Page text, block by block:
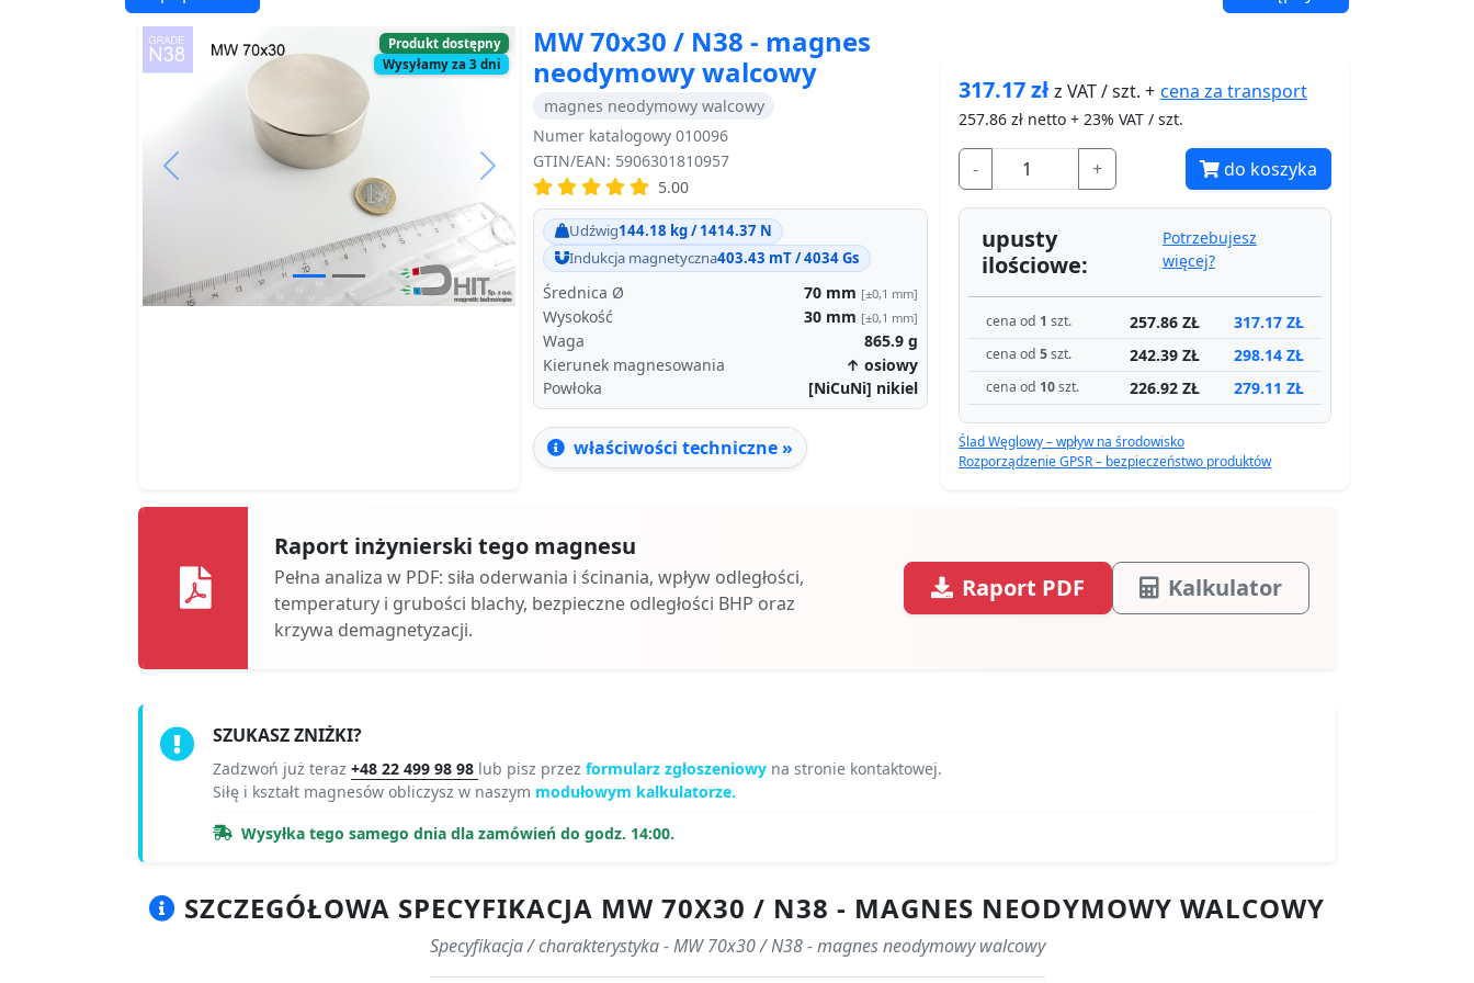
Produkt dostępny
Wysyłamy za 3 dni
Next
MW 70x30 / N38 - magnes
neodymowy walcowy
magnes neodymowy walcowy
Numer katalogowy 010096
GTIN/EAN: 5906301810957
5.00
Udźwig144.18 kg / 1414.37 N
Indukcja magnetyczna403.43 mT / 4034 Gs
Średnica Ø 70 mm [±0,1 mm]
Wysokość 30 mm [±0,1 mm]
Waga 865.9 g
Kierunek magnesowania
↑ osiowy
Powłoka
[NiCuNi] nikiel
właściwości techniczne »
317.17złz VAT / szt. + cena za transport
257.86 zł netto + 23% VAT / szt.
- + do koszyka
upusty
ilościowe:
Potrzebujesz
więcej?
cena od 1 szt. 257.86 ZŁ 317.17 ZŁ
cena od 5szt. 242.39 ZŁ 298.14 ZŁ
cena od 10szt. 226.92 ZŁ 279.11 ZŁ
Ślad Węglowy – wpływ na środowisko
Rozporządzenie GPSR – bezpieczeństwo produktów
Raport inżynierski tego magnesu
Pełna analiza w PDF: siła oderwania i ścinania, wpływ odległości,
temperatury i grubości blachy, bezpieczne odległości BHP oraz
krzywa demagnetyzacji.
Raport PDF Kalkulator
SZUKASZ ZNIŻKI?
Zadzwoń już teraz +48 22 499 98 98 lub pisz przez formularz zgłoszeniowy na stronie kontaktowej.
Siłę i kształt magnesów obliczysz w naszym modułowym kalkulatorze.
Wysyłka tego samego dnia dla zamówień do godz. 14:00.
SZCZEGÓŁOWA SPECYFIKACJA MW 70X30 / N38 - MAGNES NEODYMOWY WALCOWY
Specyfikacja / charakterystyka - MW 70x30 / N38 - magnes neodymowy walcowy